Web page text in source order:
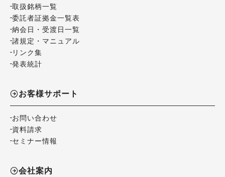
取扱銘柄一覧
委託者証拠金一覧表
納会日・受渡日一覧
諸規定・マニュアル
リンク集
発表統計
お客様サポート
お問い合わせ
資料請求
セミナー情報
会社案内